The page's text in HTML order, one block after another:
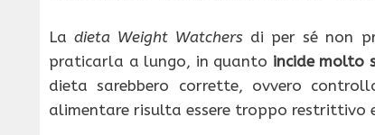
Ladieta Weight Watchers di per sé non
praticarla a lungo, in quanto incide molto
dieta sarebbero corrette, ovvero
alimentare risulta essere troppo restrittivo